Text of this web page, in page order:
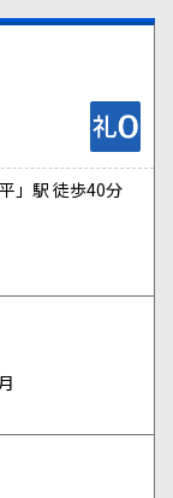
」駅 徒歩40分